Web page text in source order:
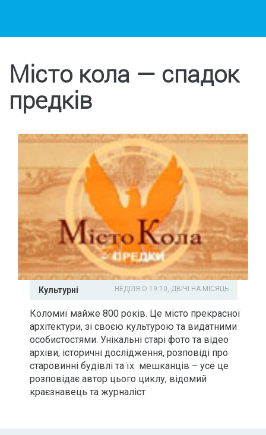
Місто кола — спадок
предків
Культурні НЕДІЛЯ О 19:10, ДВІЧІ НА МІСЯЦЬ
Коломиї майже 800 років. Це місто прекрасної
архітектури, зі своєю культурою та видатними
особистостями. Унікальні старі фото та відео
архіви, історичні дослідження, розповіді про
старовинні будівлі та їх мешканців – усе це
розповідає автор цього циклу, відомий
краєзнавець та журналіст